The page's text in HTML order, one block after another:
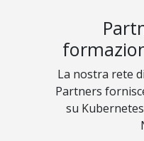
La nostra rete
Partners
su